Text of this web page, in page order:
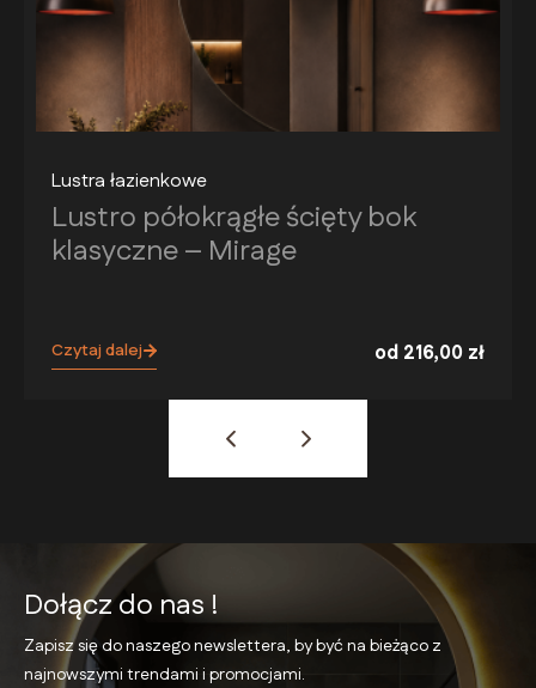
Lustra łazienkowe
Lustro półokrągłe ścięty bok
klasyczne – Mirage
Czytaj dalej od 216,00 zł
Dołącz do nas !
Zapisz się do naszego newslettera, by być na bieżąco z
najnowszymi trendami i promocjami.